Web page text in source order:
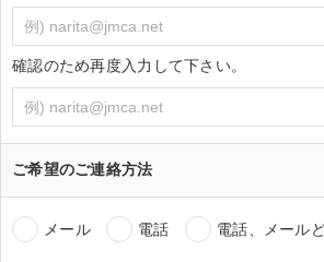
確認のため再度入力して下さい。
ご希望のご連絡方法
メール 電話 電話、メール